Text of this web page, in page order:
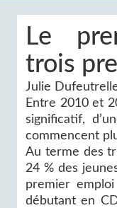
Le
trois
Julie
Entre 2010 et
significatif,
commencent
Au terme des
24 % des
premier
débutant en